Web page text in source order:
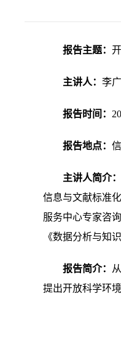
报告主题：
主讲人：李
报告时间：
报告地点：
主讲人简介
信息与文献标准
服务中心专家咨
《数据分析与知
报告简介：
提出开放科学环